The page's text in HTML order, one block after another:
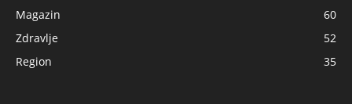
Magazin
60
Zdravlje
52
Region
35